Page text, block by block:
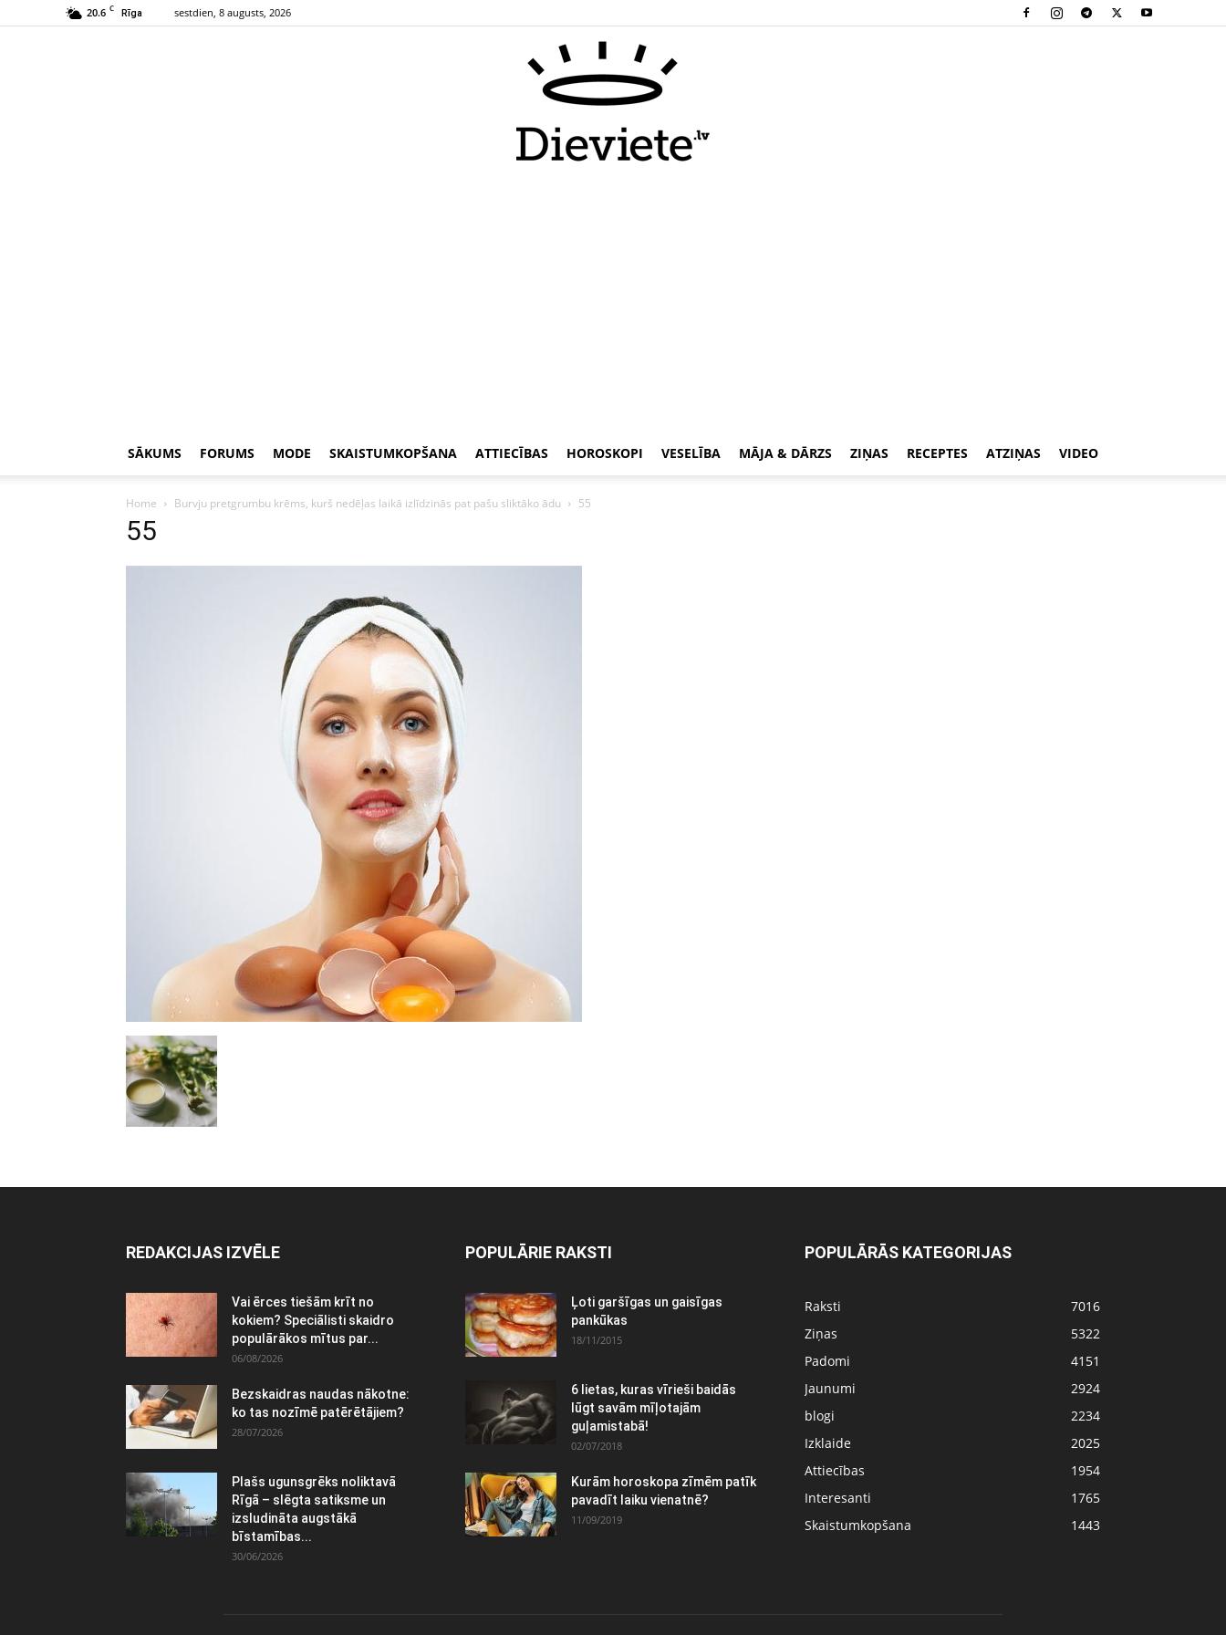
20.6 C Rīga sestdien, 8 augusts, 2026
SĀKUMS FORUMS MODE SKAISTUMKOPŠANA ATTIECĪBAS HOROSKOPI VESELĪBA MĀJA & DĀRZS ZIŅAS RECEPTES ATZIŅAS VIDEO
Home Burvju pretgrumbu krēms, kurš nedēļas laikā izlīdzinās pat pašu sliktāko ādu 55
55
REDAKCIJAS IZVĒLE
Vai ērces tiešām krīt no
kokiem? Speciālisti skaidro
populārākos mītus par...
06/08/2026
Bezskaidras naudas nākotne:
ko tas nozīmē patērētājiem?
28/07/2026
Plašs ugunsgrēks noliktavā
Rīgā – slēgta satiksme un
izsludināta augstākā
bīstamības...
30/06/2026
POPULĀRIE RAKSTI
Ļoti garšīgas un gaisīgas
pankūkas
18/11/2015
6 lietas, kuras vīrieši baidās
lūgt savām mīļotajām
guļamistabā!
02/07/2018
Kurām horoskopa zīmēm patīk
pavadīt laiku vienatnē?
11/09/2019
POPULĀRĀS KATEGORIJAS
Raksti
7016
Ziņas
5322
Padomi
4151
Jaunumi
2924
blogi
2234
Izklaide
2025
Attiecības
1954
Interesanti
1765
Skaistumkopšana
1443